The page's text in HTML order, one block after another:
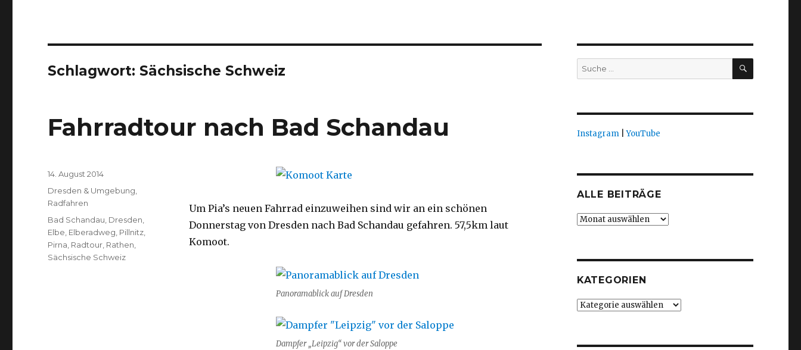
Schlagwort: Sächsische Schweiz
Fahrradtour nach Bad Schandau
Um Pia’s neuen Fahrrad einzuweihen sind wir an ein schönen
Donnerstag von Dresden nach Bad Schandau gefahren. 57,5km laut
Komoot.
Panoramablick auf Dresden
Dampfer „Leipzig“ vor der Saloppe
Veröffentlicht
am
14. August 2014
Kategorien
Dresden & Umgebung
Radfahren
Schlagwörter
Bad Schandau Dresden
Elbe Elberadweg Pillnitz
Pirna Radtour Rathen
Sächsische Schweiz
Suche
nach:
SUCHEN
Instagram|YouTube
ALLE BEITRÄGE
Alle
KATEGORIEN
Kategorien